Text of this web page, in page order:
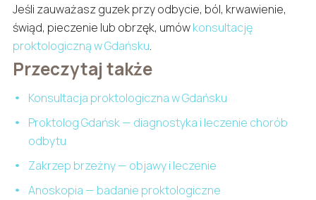
Jeśli zauważasz guzek przy odbycie, ból, krwawienie,
świąd, pieczenie lub obrzęk, umówkonsultację
proktologiczną w Gdańsku.
Przeczytaj także
Konsultacja proktologiczna w Gdańsku
Proktolog Gdańsk — diagnostyka i leczenie chorób
odbytu
Zakrzep brzeżny — objawy i leczenie
Anoskopia — badanie proktologiczne